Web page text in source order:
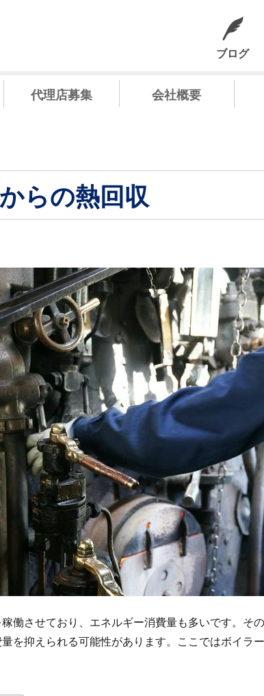
ブログ
代理店募集 会社概要
らの熱回収
働させており、エネルギー消費量も多いです。そ
を抑えられる可能性があります。ここではボイラ